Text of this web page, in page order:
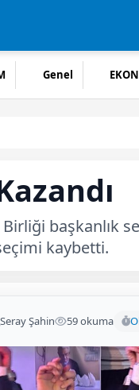
Genel
başkanlık
kaybetti.
Seray Şahin 59 okuma